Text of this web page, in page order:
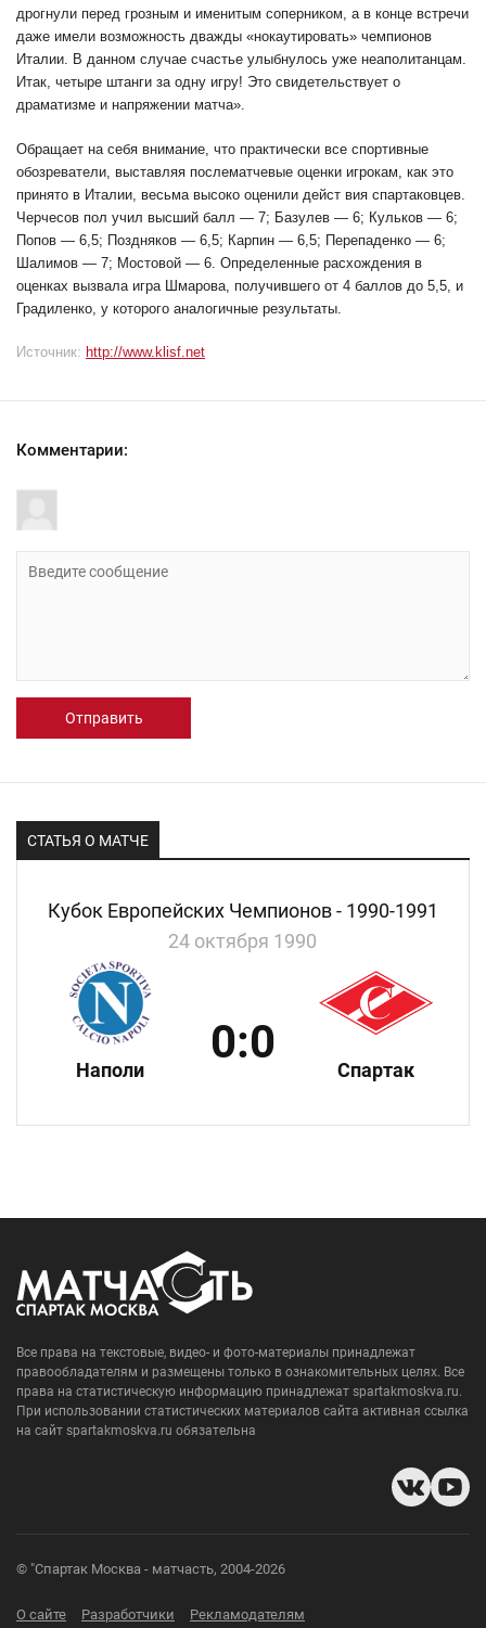
дрогнули перед грозным и именитым соперником, а в конце встречи
даже имели возможность дважды «нокаутировать» чемпионов
Италии. В данном случае счастье улыбнулось уже неаполитанцам.
Итак, четыре штанги за одну игру! Это свидетельствует о
драматизме и напряжении матча».
Обращает на себя внимание, что практически все спортивные
обозреватели, выставляя послематчевые оценки игрокам, как это
принято в Италии, весьма высоко оценили дейст вия спартаковцев.
Черчесов пол учил высший балл — 7; Базулев — 6; Кульков — 6;
Попов — 6,5; Поздняков — 6,5; Карпин — 6,5; Перепаденко — 6;
Шалимов — 7; Мостовой — 6. Определенные расхождения в
оценках вызвала игра Шмарова, получившего от 4 баллов до 5,5, и
Градиленко, у которого аналогичные результаты.
Источник: http://www.klisf.net
Комментарии:
Отправить
СТАТЬЯ О МАТЧЕ
Кубок Европейских Чемпионов - 1990-1991
24 октября 1990
Наполи
0:0
Спартак
Все права на текстовые, видео- и фото-материалы принадлежат
правообладателям и размещены только в ознакомительных целях. Все
права на статистическую информацию принадлежат spartakmoskva.ru.
При использовании статистических материалов сайта активная ссылка
на сайт spartakmoskva.ru обязательна
© "Спартак Москва - матчасть, 2004-2026
О сайте Разработчики Рекламодателям